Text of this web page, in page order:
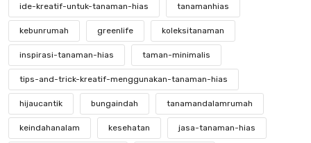
ide-kreatif-untuk-tanaman-hias tanamanhias
kebunrumah greenlife koleksitanaman
inspirasi-tanaman-hias taman-minimalis
tips-and-trick-kreatif-menggunakan-tanaman-hias
hijaucantik bungaindah tanamandalamrumah
keindahanalam kesehatan jasa-tanaman-hias